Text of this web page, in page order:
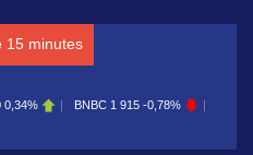
15 minutes
0,34% BNBC 1 915 -0,78%